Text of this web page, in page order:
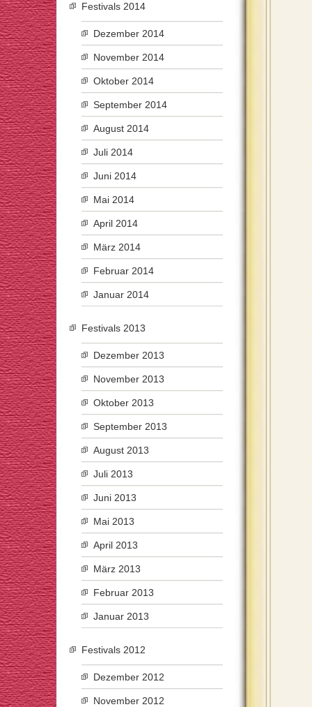
Festivals 2014
Dezember 2014
November 2014
Oktober 2014
September 2014
August 2014
Juli 2014
Juni 2014
Mai 2014
April 2014
März 2014
Februar 2014
Januar 2014
Festivals 2013
Dezember 2013
November 2013
Oktober 2013
September 2013
August 2013
Juli 2013
Juni 2013
Mai 2013
April 2013
März 2013
Februar 2013
Januar 2013
Festivals 2012
Dezember 2012
November 2012